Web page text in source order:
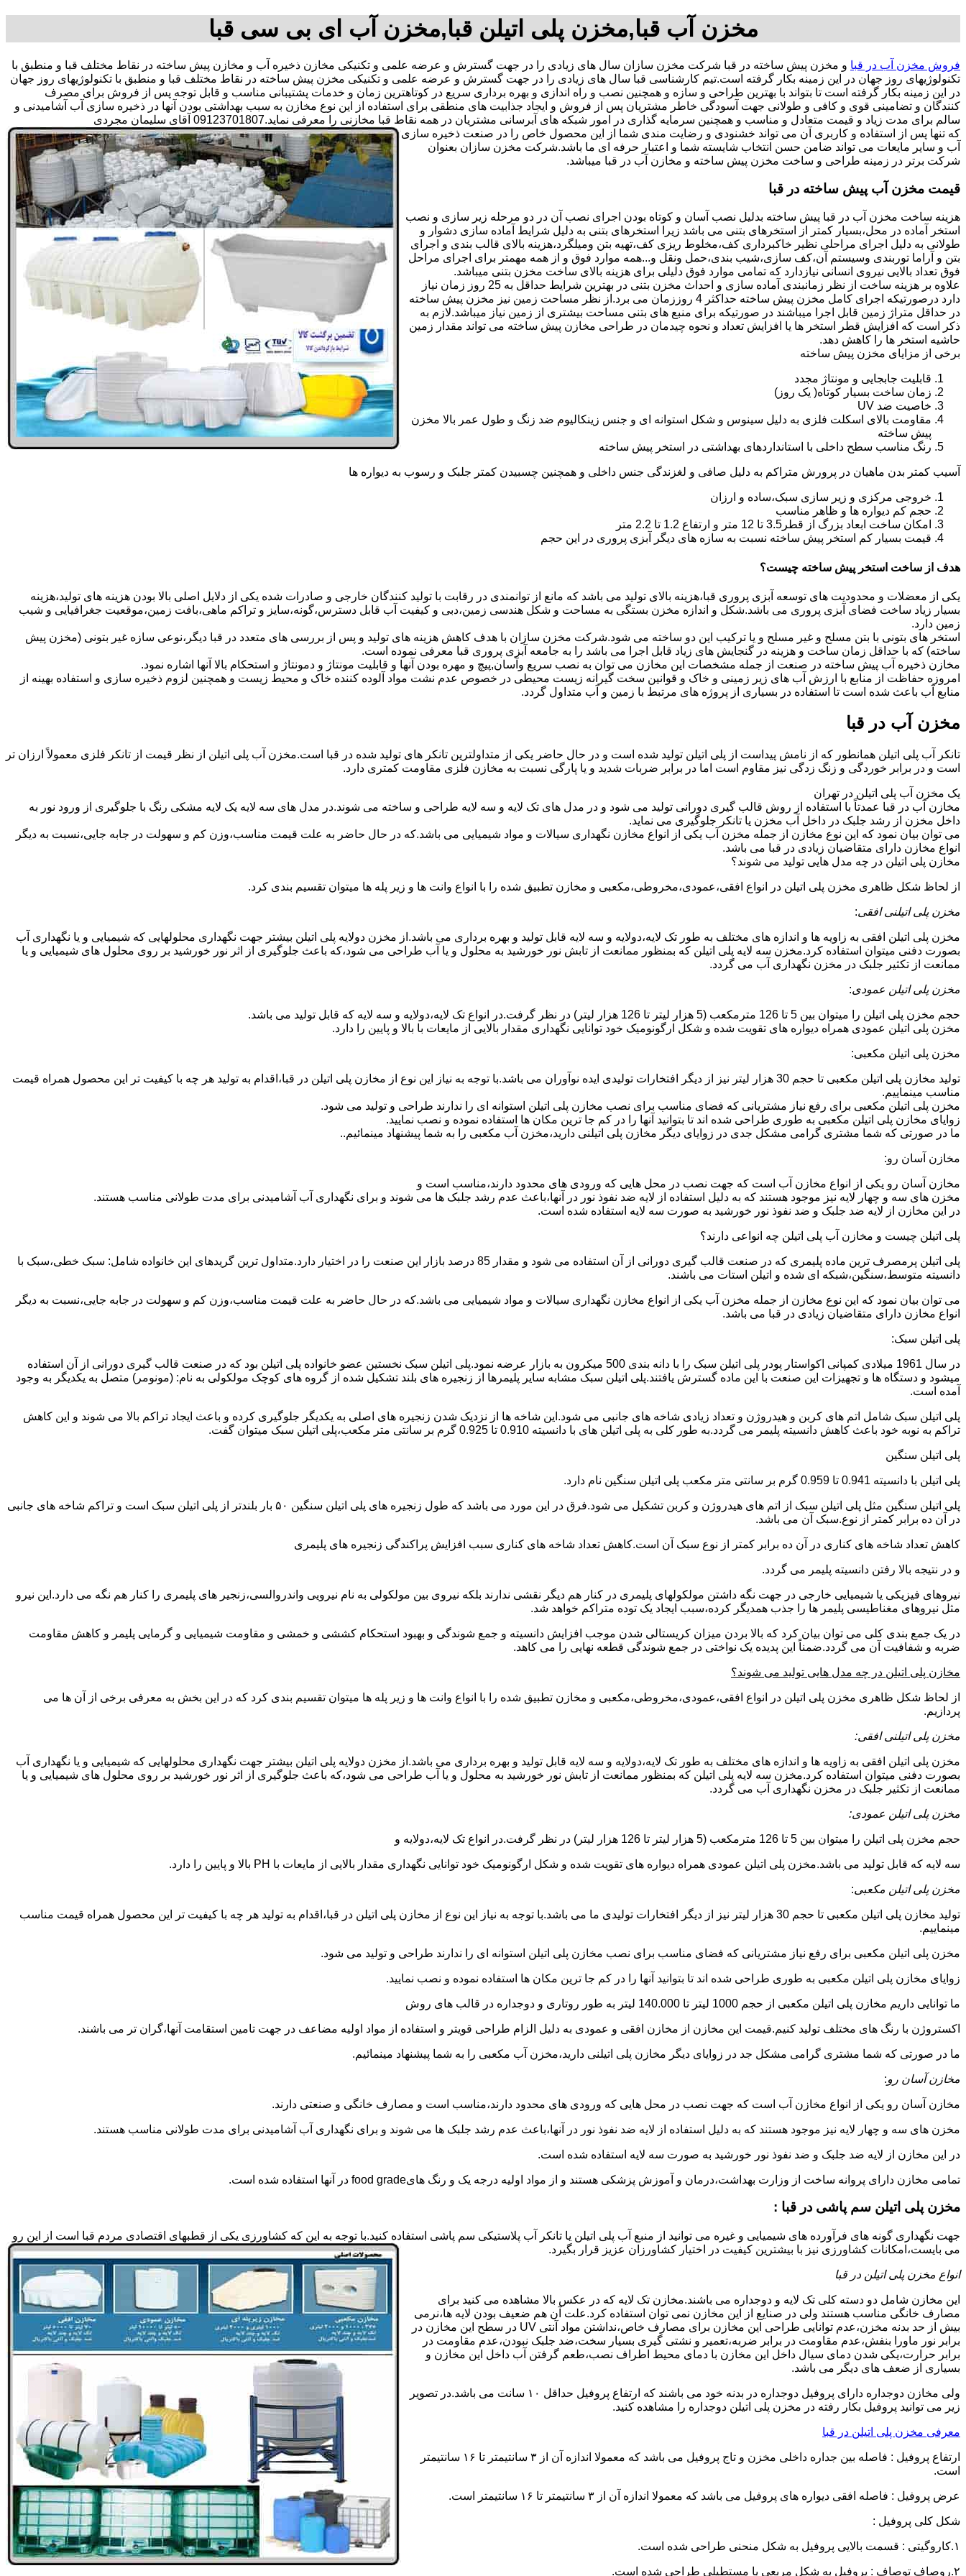
مخزن آب قبا,مخزن پلی اتیلن قبا,مخزن آب ای بی سی قبا
فروش مخزن آب در قبا و مخزن پیش ساخته در قبا شرکت مخزن سازان سال های زیادی را در جهت گسترش و عرضه علمی و تکنیکی مخازن ذخیره آب و مخازن پیش ساخته در نقاط مختلف قبا و منطبق با
تکنولوژیهای روز جهان در این زمینه بکار گرفته است.تیم کارشناسی قبا سال های زیادی را در جهت گسترش و عرضه علمی و تکنیکی مخزن پیش ساخته در نقاط مختلف قبا و منطبق با تکنولوژیهای روز جهان
در این زمینه بکار گرفته است تا بتواند با بهترین طراحی و سازه و همچنین نصب و راه اندازی و بهره برداری سریع در کوتاهترین زمان و خدمات پشتیبانی مناسب و قابل توجه پس از فروش برای مصرف
کنندگان و تضامینی قوی و کافی و طولانی جهت آسودگی خاطر مشتریان پس از فروش و ایجاد جذابیت های منطقی برای استفاده از این نوع مخازن به سبب بهداشتی بودن آنها در ذخیره سازی آب آشامیدنی و
سالم برای مدت زیاد و قیمت متعادل و مناسب و همچنین سرمایه گذاری در امور شبکه های آبرسانی مشتریان در همه نقاط قبا مخازنی را معرفی نماید.09123701807 آقای سلیمان مجردی
که تنها پس از استفاده و کاربری آن می تواند خشنودی و رضایت مندی شما از این محصول خاص را در صنعت ذخیره سازی
آب و سایر مایعات می تواند ضامن حسن انتخاب شایسته شما و اعتبار حرفه ای ما باشد.شرکت مخزن سازان بعنوان
شرکت برتر در زمینه طراحی و ساخت مخزن پیش ساخته و مخازن آب در قبا میباشد.
قیمت مخزن آب پیش ساخته در قبا
هزینه ساخت مخزن آب در قبا پیش ساخته بدلیل نصب آسان و کوتاه بودن اجرای نصب آن در دو مرحله زیر سازی و نصب
استخر آماده در محل،بسیار کمتر از استخرهای بتنی می باشد زیرا استخرهای بتنی به دلیل شرایط آماده سازی دشوار و
طولانی به دلیل اجرای مراحلی نظیر خاکبرداری کف،مخلوط ریزی کف،تهیه بتن ومیلگرد،هزینه بالای قالب بندی و اجرای
بتن و آراما توربندی وسیستم آن،کف سازی،شیب بندی،حمل ونقل و...همه موارد فوق و از همه مهمتر برای اجرای مراحل
فوق تعداد بالایی نیروی انسانی نیازدارد که تمامی موارد فوق دلیلی برای هزینه بالای ساخت مخزن بتنی میباشد.
علاوه بر هزینه ساخت از نظر زمانبندی آماده سازی و احداث مخزن بتنی در بهترین شرایط حداقل به 25 روز زمان نیاز
دارد درصورتیکه اجرای کامل مخزن پیش ساخته حداکثر 4 روززمان می برد.از نظر مساحت زمین نیز مخزن پیش ساخته
در حداقل متراژ زمین قابل اجرا میباشند در صورتیکه برای منبع های بتنی مساحت بیشتری از زمین نیاز میباشد.لازم به
ذکر است که افزایش قطر استخر ها یا افزایش تعداد و نحوه چیدمان در طراحی مخازن پیش ساخته می تواند مقدار زمین
حاشیه استخر ها را کاهش دهد.
برخی از مزایای مخزن پیش ساخته
قابلیت جابجایی و مونتاژ مجدد
زمان ساخت بسیار کوتاه( یک روز)
خاصیت ضد UV
مقاومت بالای اسکلت فلزی به دلیل سینوس و شکل استوانه ای و جنس زینکالیوم ضد زنگ و طول عمر بالا مخزن
پیش ساخته
رنگ مناسب سطح داخلی با استانداردهای بهداشتی در استخر پیش ساخته
آسیب کمتر بدن ماهیان در پرورش متراکم به دلیل صافی و لغزندگی جنس داخلی و همچنین چسبیدن کمتر جلبک و رسوب به دیواره ها
خروجی مرکزی و زیر سازی سبک،ساده و ارزان
حجم کم دیواره ها و ظاهر مناسب
امکان ساخت ابعاد بزرگ از قطر3.5 تا 12 متر و ارتفاع 1.2 تا 2.2 متر
قیمت بسیار کم استخر پیش ساخته نسبت به سازه های دیگر آبزی پروری در این حجم
هدف از ساخت استخر پیش ساخته چیست؟
یکی از معضلات و محدودیت های توسعه آبزی پروری قبا،هزینه بالای تولید می باشد که مانع از توانمندی در رقابت با تولید کنندگان خارجی و صادرات شده یکی از دلایل اصلی بالا بودن هزینه های تولید،هزینه
بسیار زیاد ساخت فضای آبزی پروری می باشد.شکل و اندازه مخزن بستگی به مساحت و شکل هندسی زمین،دبی و کیفیت آب قابل دسترس،گونه،سایز و تراکم ماهی،بافت زمین،موقعیت جغرافیایی و شیب
زمین دارد.
استخر های بتونی با بتن مسلح و غیر مسلح و یا ترکیب این دو ساخته می شود.شرکت مخزن سازان با هدف کاهش هزینه های تولید و پس از بررسی های متعدد در قبا دیگر،نوعی سازه غیر بتونی (مخزن پیش
ساخته) که با حداقل زمان ساخت و هزینه در گنجایش های زیاد قابل اجرا می باشد را به جامعه آبزی پروری قبا معرفی نموده است.
مخازن ذخیره آب پیش ساخته در صنعت از جمله مشخصات این مخازن می توان به نصب سریع وآسان,پیچ و مهره بودن آنها و قابلیت مونتاژ و دمونتاژ و استحکام بالا آنها اشاره نمود.
امروزه حفاظت از منابع با ارزش آب های زیر زمینی و خاک و قوانین سخت گیرانه زیست محیطی در خصوص عدم نشت مواد آلوده کننده خاک و محیط زیست و همچنین لزوم ذخیره سازی و استفاده بهینه از
منابع آب باعث شده است تا استفاده در بسیاری از پروژه های مرتبط با زمین و آب متداول گردد.
مخزن آب در قبا
تانکر آب پلی اتیلن همانطور که از نامش پیداست از پلی اتیلن تولید شده است و در حال حاضر یکی از متداولترین تانکر های تولید شده در قبا است.مخزن آب پلی اتیلن از نظر قیمت از تانکر فلزی معمولاً ارزان تر
است و در برابر خوردگی و زنگ زدگی نیز مقاوم است اما در برابر ضربات شدید و یا پارگی نسبت به مخازن فلزی مقاومت کمتری دارد.
یک مخزن آب پلی اتیلن در تهران
مخازن آب در قبا عمدتاً با استفاده از روش قالب گیری دورانی تولید می شود و در مدل های تک لایه و سه لایه طراحی و ساخته می شوند.در مدل های سه لایه یک لایه مشکی رنگ با جلوگیری از ورود نور به
داخل مخزن از رشد جلبک در داخل آب مخزن یا تانکر جلوگیری می نماید.
می توان بیان نمود که این نوع مخازن از جمله مخزن آب یکی از انواع مخازن نگهداری سیالات و مواد شیمیایی می باشد.که در حال حاضر به علت قیمت مناسب،وزن کم و سهولت در جابه جایی،نسبت به دیگر
انواع مخازن دارای متقاضیان زیادی در قبا می باشد.
مخازن پلی اتیلن در چه مدل هایی تولید می شوند؟
از لحاظ شکل ظاهری مخزن پلی اتیلن در انواع افقی،عمودی،مخروطی،مکعبی و مخازن تطبیق شده را با انواع وانت ها و زیر پله ها میتوان تقسیم بندی کرد.
مخزن پلی اتیلنی افقی:
مخزن پلی اتیلن افقی به زاویه ها و اندازه های مختلف به طور تک لایه،دولایه و سه لایه قابل تولید و بهره برداری می باشد.از مخزن دولایه پلی اتیلن بیشتر جهت نگهداری محلولهایی که شیمیایی و یا نگهداری آب
بصورت دفنی میتوان استفاده کرد.مخزن سه لایه پلی اتیلن که بمنظور ممانعت از تابش نور خورشید به محلول و یا آب طراحی می شود،که باعث جلوگیری از اثر نور خورشید بر روی محلول های شیمیایی و یا
ممانعت از تکثیر جلبک در مخزن نگهداری آب می گردد.
مخزن پلی اتیلن عمودی:
حجم مخزن پلی اتیلن را میتوان بین 5 تا 126 مترمکعب (5 هزار لیتر تا 126 هزار لیتر) در نظر گرفت.در انواع تک لایه،دولایه و سه لایه که قابل تولید می باشد.
مخزن پلی اتیلن عمودی همراه دیواره های تقویت شده و شکل ارگونومیک خود توانایی نگهداری مقدار بالایی از مایعات با بالا و پایین را دارد.
مخزن پلی اتیلن مکعبی:
تولید مخازن پلی اتیلن مکعبی تا حجم 30 هزار لیتر نیز از دیگر افتخارات تولیدی ایده نوآوران می باشد.با توجه به نیاز این نوع از مخازن پلی اتیلن در قبا،اقدام به تولید هر چه با کیفیت تر این محصول همراه قیمت
مناسب مینماییم.
مخزن پلی اتیلن مکعبی برای رفع نیاز مشتریانی که فضای مناسب برای نصب مخازن پلی اتیلن استوانه ای را ندارند طراحی و تولید می شود.
زوایای مخازن پلی اتیلن مکعبی به طوری طراحی شده اند تا بتوانید آنها را در کم جا ترین مکان ها استفاده نموده و نصب نمایید.
ما در صورتی که شما مشتری گرامی مشکل جدی در زوایای دیگر مخازن پلی اتیلنی دارید،مخزن آب مکعبی را به شما پیشنهاد مینمائیم..
مخازن آسان رو:
مخازن آسان رو یکی از انواع مخازن آب است که جهت نصب در محل هایی که ورودی های محدود دارند،مناسب است و
مخزن های سه و چهار لایه نیز موجود هستند که به دلیل استفاده از لایه ضد نفوذ نور در آنها،باعث عدم رشد جلبک ها می شوند و برای نگهداری آب آشامیدنی برای مدت طولانی مناسب هستند.
در این مخازن از لایه ضد جلبک و ضد نفوذ نور خورشید به صورت سه لایه استفاده شده است.
پلی اتیلن چیست و مخازن آب پلی اتیلن چه انواعی دارند؟
پلی اتیلن پرمصرف ترین ماده پلیمری که در صنعت قالب گیری دورانی از آن استفاده می شود و مقدار 85 درصد بازار این صنعت را در اختیار دارد.متداول ترین گریدهای این خانواده شامل: سبک خطی،سبک با
دانسیته متوسط،سنگین،شبکه ای شده و اتیلن استات می باشند.
می توان بیان نمود که این نوع مخازن از جمله مخزن آب یکی از انواع مخازن نگهداری سیالات و مواد شیمیایی می باشد.که در حال حاضر به علت قیمت مناسب،وزن کم و سهولت در جابه جایی،نسبت به دیگر
انواع مخازن دارای متقاضیان زیادی در قبا می باشد.
پلی اتیلن سبک:
در سال 1961 میلادی کمپانی اکواستار پودر پلی اتیلن سبک را با دانه بندی 500 میکرون به بازار عرضه نمود.پلی اتیلن سبک نخستین عضو خانواده پلی اتیلن بود که در صنعت قالب گیری دورانی از آن استفاده
میشود و دستگاه ها و تجهیزات این صنعت با این ماده گسترش یافتند.پلی اتیلن سبک مشابه سایر پلیمرها از زنجیره های بلند تشکیل شده از گروه های کوچک مولکولی به نام: (مونومر) متصل به یکدیگر به وجود
آمده است.
پلی اتیلن سبک شامل اتم های کربن و هیدروژن و تعداد زیادی شاخه های جانبی می شود.این شاخه ها از نزدیک شدن زنجیره های اصلی به یکدیگر جلوگیری کرده و باعث ایجاد تراکم بالا می شوند و این کاهش
تراکم به نوبه خود باعث کاهش دانسیته پلیمر می گردد.به طور کلی به پلی اتیلن های با دانسیته 0.910 تا 0.925 گرم بر سانتی متر مکعب،پلی اتیلن سبک میتوان گفت.
پلی اتیلن سنگین
پلی اتیلن با دانسیته 0.941 تا 0.959 گرم بر سانتی متر مکعب پلی اتیلن سنگین نام دارد.
پلی اتیلن سنگین مثل پلی اتیلن سبک از اتم های هیدروژن و کربن تشکیل می شود.فرق در این مورد می باشد که طول زنجیره های پلی اتیلن سنگین ۵۰ بار بلندتر از پلی اتیلن سبک است و تراکم شاخه های جانبی
در آن ده برابر کمتر از نوع.سبک آن می باشد.
کاهش تعداد شاخه های کناری در آن ده برابر کمتر از نوع سبک آن است.کاهش تعداد شاخه های کناری سبب افزایش پراکندگی زنجیره های پلیمری
و در نتیجه بالا رفتن دانسیته پلیمر می گردد.
نیروهای فیزیکی یا شیمیایی خارجی در جهت نگه داشتن مولکولهای پلیمری در کنار هم دیگر نقشی ندارند بلکه نیروی بین مولکولی به نام نیرویی واندروالسی،زنجیر های پلیمری را کنار هم نگه می دارد.این نیرو
مثل نیروهای مغناطیسی پلیمر ها را جذب همدیگر کرده،سبب ایجاد یک توده متراکم خواهد شد.
در یک جمع بندی کلی می توان بیان کرد که بالا بردن میزان کریستالی شدن موجب افزایش دانسیته و جمع شوندگی و بهبود استحکام کششی و خمشی و مقاومت شیمیایی و گرمایی پلیمر و کاهش مقاومت
ضربه و شفافیت آن می گردد.ضمناً این پدیده یک نواختی در جمع شوندگی قطعه نهایی را می کاهد.
مخازن پلی اتیلن در چه مدل هایی تولید می شوند؟
از لحاظ شکل ظاهری مخزن پلی اتیلن در انواع افقی،عمودی،مخروطی،مکعبی و مخازن تطبیق شده را با انواع وانت ها و زیر پله ها میتوان تقسیم بندی کرد که در این بخش به معرفی برخی از آن ها می
پردازیم.
مخزن پلی اتیلنی افقی:
مخزن پلی اتیلن افقی به زاویه ها و اندازه های مختلف به طور تک لایه،دولایه و سه لایه قابل تولید و بهره برداری می باشد.از مخزن دولایه پلی اتیلن بیشتر جهت نگهداری محلولهایی که شیمیایی و یا نگهداری آب
بصورت دفنی میتوان استفاده کرد.مخزن سه لایه پلی اتیلن که بمنظور ممانعت از تابش نور خورشید به محلول و یا آب طراحی می شود،که باعث جلوگیری از اثر نور خورشید بر روی محلول های شیمیایی و یا
ممانعت از تکثیر جلبک در مخزن نگهداری آب می گردد.
مخزن پلی اتیلن عمودی:
حجم مخزن پلی اتیلن را میتوان بین 5 تا 126 مترمکعب (5 هزار لیتر تا 126 هزار لیتر) در نظر گرفت.در انواع تک لایه،دولایه و
سه لایه که قابل تولید می باشد.مخزن پلی اتیلن عمودی همراه دیواره های تقویت شده و شکل ارگونومیک خود توانایی نگهداری مقدار بالایی از مایعات با PH بالا و پایین را دارد.
مخزن پلی اتیلن مکعبی:
تولید مخازن پلی اتیلن مکعبی تا حجم 30 هزار لیتر نیز از دیگر افتخارات تولیدی ما می باشد.با توجه به نیاز این نوع از مخازن پلی اتیلن در قبا،اقدام به تولید هر چه با کیفیت تر این محصول همراه قیمت مناسب
مینماییم.
مخزن پلی اتیلن مکعبی برای رفع نیاز مشتریانی که فضای مناسب برای نصب مخازن پلی اتیلن استوانه ای را ندارند طراحی و تولید می شود.
زوایای مخازن پلی اتیلن مکعبی به طوری طراحی شده اند تا بتوانید آنها را در کم جا ترین مکان ها استفاده نموده و نصب نمایید.
ما توانایی داریم مخازن پلی اتیلن مکعبی از حجم 1000 لیتر تا 140.000 لیتر به طور روتاری و دوجداره در قالب های روش
اکستروژن با رنگ های مختلف تولید کنیم.قیمت این مخازن از مخازن افقی و عمودی به دلیل الزام طراحی قویتر و استفاده از مواد اولیه مضاعف در جهت تامین استقامت آنها،گران تر می باشند.
ما در صورتی که شما مشتری گرامی مشکل جد در زوایای دیگر مخازن پلی اتیلنی دارید،مخزن آب مکعبی را به شما پیشنهاد مینمائیم.
مخازن آسان رو:
مخازن آسان رو یکی از انواع مخازن آب است که جهت نصب در محل هایی که ورودی های محدود دارند،مناسب است و مصارف خانگی و صنعتی دارند.
مخزن های سه و چهار لایه نیز موجود هستند که به دلیل استفاده از لایه ضد نفوذ نور در آنها،باعث عدم رشد جلبک ها می شوند و برای نگهداری آب آشامیدنی برای مدت طولانی مناسب هستند.
در این مخازن از لایه ضد جلبک و ضد نفوذ نور خورشید به صورت سه لایه استفاده شده است.
تمامی مخازن دارای پروانه ساخت از وزارت بهداشت،درمان و آموزش پزشکی هستند و از مواد اولیه درجه یک و رنگ هایfood grade در آنها استفاده شده است.
مخزن پلی اتیلن سم پاشی در قبا :
جهت نگهداری گونه های فرآورده های شیمیایی و غیره می توانید از منبع آب پلی اتیلن یا تانکر آب پلاستیکی سم پاشی استفاده کنید.با توجه به این که کشاورزی یکی از قطبهای اقتصادی مردم قبا است از این رو
می بایست،امکانات کشاورزی نیز با بیشترین کیفیت در اختیار کشاورزان عزیز قرار بگیرد.
انواع مخزن پلی اتیلن در قبا
این مخازن شامل دو دسته کلی تک لایه و دوجداره می باشند.مخازن تک لایه که در عکس بالا مشاهده می کنید برای
مصارف خانگی مناسب هستند ولی در صنایع از این مخازن نمی توان استفاده کرد.علت آن هم ضعیف بودن لایه ها،نرمی
بیش از حد بدنه مخزن،عدم توانایی طراحی این مخازن برای مصارف خاص،نداشتن مواد آنتی UV در سطح این مخازن در
برابر نور ماورا بنفش،عدم مقاومت در برابر ضربه،تعمیر و نشتی گیری بسیار سخت،ضد جلبک نبودن،عدم مقاومت در
برابر حرارت،یکی شدن دمای سیال داخل این مخازن با دمای محیط اطراف نصب،طعم گرفتن آب داخل این مخازن و
بسیاری از ضعف های دیگر می باشد.
ولی مخازن دوجداره دارای پروفیل دوجداره در بدنه خود می باشند که ارتفاع پروفیل حداقل ۱۰ سانت می باشد.در تصویر
زیر می توانید پروفیل بکار رفته در مخزن پلی اتیلن دوجداره را مشاهده کنید.
معرفی مخزن پلی اتیلن در قبا
ارتفاع پروفیل : فاصله بین جداره داخلی مخزن و تاج پروفیل می باشد که معمولا اندازه آن از ۳ سانتیمتر تا ۱۶ سانتیمتر
است.
عرض پروفیل : فاصله افقی دیواره های پروفیل می باشد که معمولا اندازه آن از ۳ سانتیمتر تا ۱۶ سانتیمتر است.
شکل کلی پروفیل :
۱.کاروگیتی : قسمت بالایی پروفیل به شکل منحنی طراحی شده است.
۲.روصاف توصاف : پروفیل به شکل مربعی یا مستطیلی طراحی شده است.